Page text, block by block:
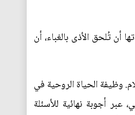
تُلحق الأذى بالغباء، أن
وظيفة الحياة الروحية في
عبر أجوبة نهائية للأسئلة